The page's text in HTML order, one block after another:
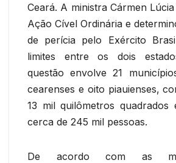
Ceará. A ministra Cármen
Ação Cível Ordinária e
de perícia pelo Exército
limites entre os dois
questão envolve 21
cearenses e oito piauienses,
13 mil quilômetros quadrados
cerca de 245 mil pessoas.
De acordo com as